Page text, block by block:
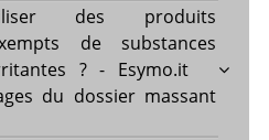
des produits
de substances
? - Esymo.it
du dossier massant